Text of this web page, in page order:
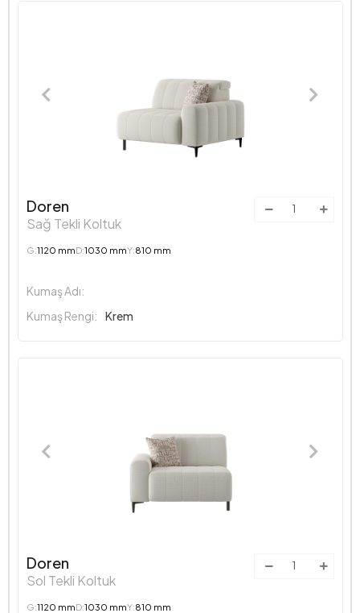
Doren
Sağ Tekli Koltuk
G:1120 mmD:1030 mmY:810 mm
Kumaş Adı:
Kumaş Rengi:
Krem
Doren
Sol Tekli Koltuk
G:1120 mmD:1030 mmY:810 mm